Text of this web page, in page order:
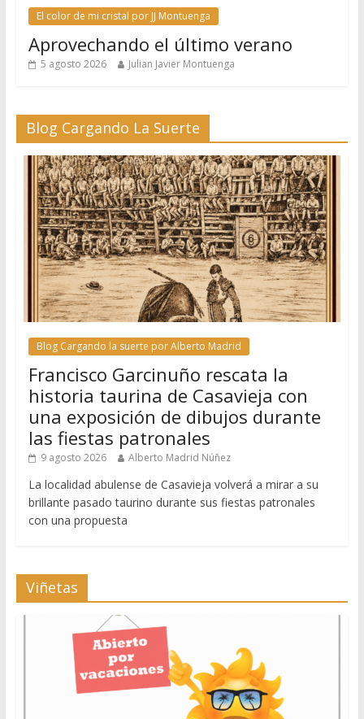
El color de mi cristal por JJ Montuenga
Aprovechando el último verano
5 agosto 2026 Julian Javier Montuenga
Blog Cargando La Suerte
Blog Cargando la suerte por Alberto Madrid
Francisco Garcinuño rescata la
historia taurina de Casavieja con
una exposición de dibujos durante
las fiestas patronales
9 agosto 2026 Alberto Madrid Núñez
La localidad abulense de Casavieja volverá a mirar a su
brillante pasado taurino durante sus fiestas patronales
con una propuesta
Viñetas